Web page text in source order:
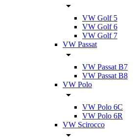
VW Golf 5
VW Golf 6
VW Golf 7
VW Passat
VW Passat B7
VW Passat B8
VW Polo
VW Polo 6C
VW Polo 6R
VW Scirocco